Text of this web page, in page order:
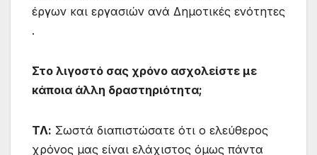
έργων και εργασιών ανά Δημοτικές ενότητες
.
Στο λιγοστό σας χρόνο ασχολείστε με
κάποια άλλη δραστηριότητα;
ΤΛ: Σωστά διαπιστώσατε ότι ο ελεύθερος
χρόνος μας είναι ελάχιστος όμως πάντα